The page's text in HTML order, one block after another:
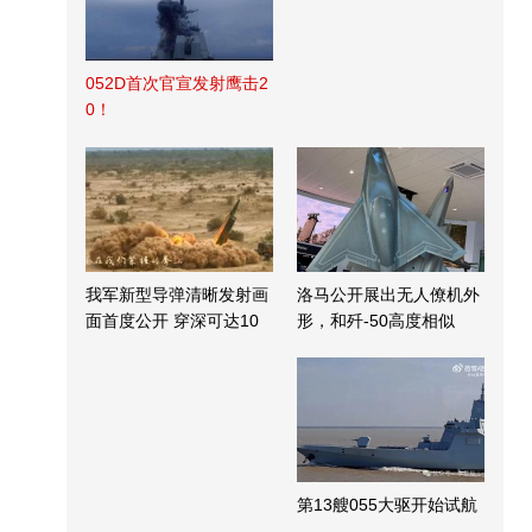
052D首次官宣发射鹰击2
0！
我军新型导弹清晰发射画
面首度公开 穿深可达10
洛马公开展出无人僚机外
形，和歼-50高度相似
第13艘055大驱开始试航